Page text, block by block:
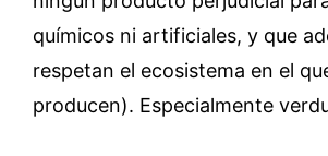
químicos ni artificiales, y que
respetan el ecosistema en el
producen). Especialmente